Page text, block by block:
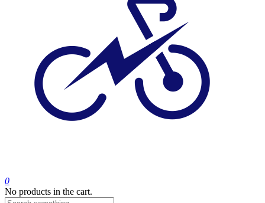
0
No products in the cart.